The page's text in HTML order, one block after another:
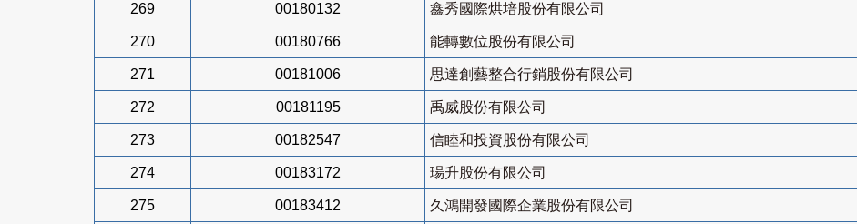
269 00180132 鑫秀國際烘培股份有限公司
270 00180766 能轉數位股份有限公司
271 00181006 思達創藝整合行銷股份有限公司
272 00181195 禹威股份有限公司
273 00182547 信睦和投資股份有限公司
274 00183172 瑒升股份有限公司
275 00183412 久鴻開發國際企業股份有限公司